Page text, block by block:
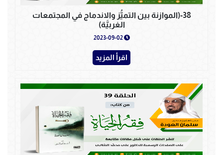
38-(الموازنة بين التميُّز والاندماج في المجتمعات
الغربيَّة)
2023-09-02
اقرأ المزيد